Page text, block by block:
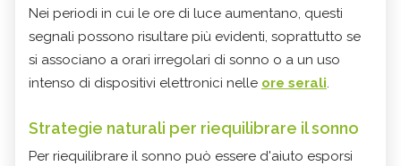
Nei periodi in cui le ore di luce aumentano, questi
segnali possono risultare più evidenti, soprattutto se
si associano a orari irregolari di sonno o a un uso
intenso di dispositivi elettronici nelle ore serali.
Strategie naturali per riequilibrare il sonno
Per riequilibrare il sonno può essere d'aiuto esporsi